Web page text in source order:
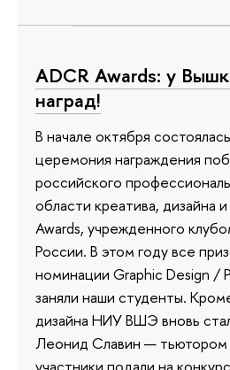
ADCR Awards: у
наград!
В начале октября
церемония награждения
российского
области креатива, дизайна
Awards, учрежденного
России. В этом году все
номинации Graphic Design /
заняли наши студенты.
дизайна НИУ ВШЭ вновь
Леонид Славин — тьютором
участники подали на